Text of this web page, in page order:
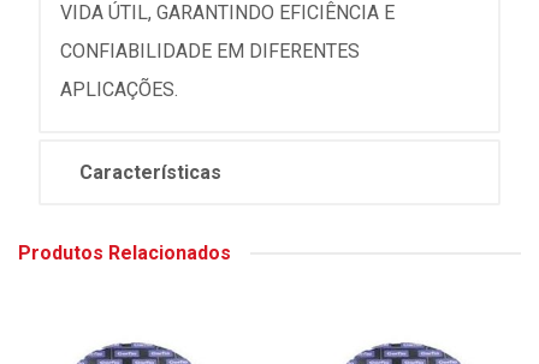
VIDA ÚTIL, GARANTINDO EFICIÊNCIA E
CONFIABILIDADE EM DIFERENTES
APLICAÇÕES.
Características
Produtos Relacionados